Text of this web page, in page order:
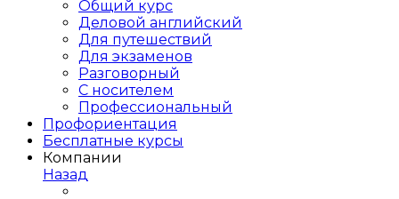
Общий курс
Деловой английский
Для путешествий
Для экзаменов
Разговорный
С носителем
Профессиональный
Профориентация
Бесплатные курсы
Компании
Назад